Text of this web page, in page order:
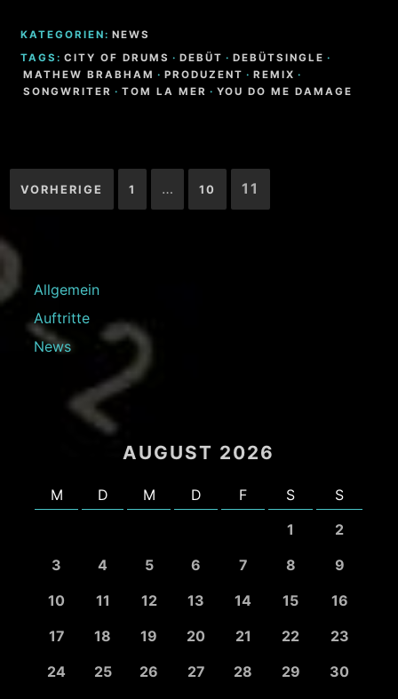
KATEGORIEN: NEWS
TAGS: CITY OF DRUMS · DEBÜT · DEBÜTSINGLE ·
MATHEW BRABHAM · PRODUZENT · REMIX ·
SONGWRITER · TOM LA MER · YOU DO ME DAMAGE
Seitennummerierung
der
Beiträge
VORHERIGE 1 … 10 11
Allgemein
Auftritte
News
AUGUST 2026
M D M D F S
S
1
2
3
4 5 6 7 8
9
10
11 12 13 14 15
16
17
18 19 20 21 22
23
24
25 26 27 28 29
30